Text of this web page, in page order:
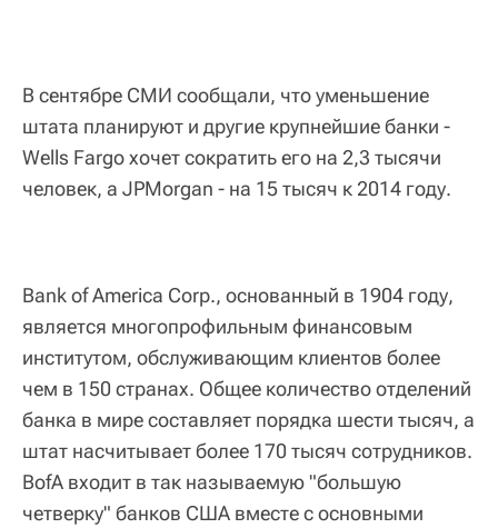
В сентябре СМИ сообщали, что уменьшение
штата планируют и другие крупнейшие банки -
Wells Fargo хочет сократить его на 2,3 тысячи
человек, а JPMorgan - на 15 тысяч к 2014 году.
Bank of America Corp., основанный в 1904 году,
является многопрофильным финансовым
институтом, обслуживающим клиентов более
чем в 150 странах. Общее количество отделений
банка в мире составляет порядка шести тысяч, а
штат насчитывает более 170 тысяч сотрудников.
BofA входит в так называемую "большую
четверку" банков США вместе с основными